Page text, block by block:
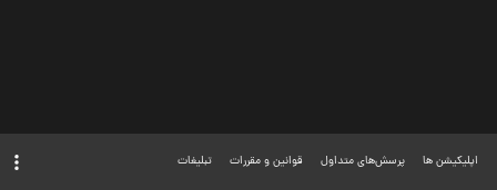
اپلیکیشن ها پرسش‌های متداول قوانین و مقررات تبلیغات